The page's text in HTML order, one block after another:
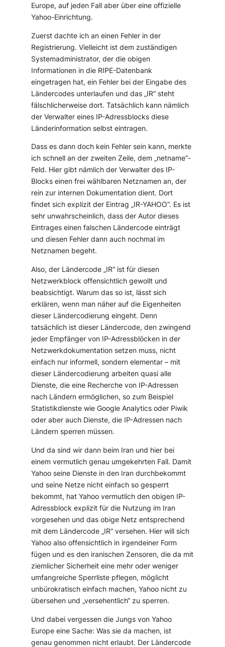
Europe, auf jeden Fall aber über eine offizielle
Yahoo-Einrichtung.
Zuerst dachte ich an einen Fehler in der
Registrierung. Vielleicht ist dem zuständigen
Systemadministrator, der die obigen
Informationen in die RIPE-Datenbank
eingetragen hat, ein Fehler bei der Eingabe des
Ländercodes unterlaufen und das „IR“ steht
fälschlicherweise dort. Tatsächlich kann nämlich
der Verwalter eines IP-Adressblocks diese
Länderinformation selbst eintragen.
Dass es dann doch kein Fehler sein kann, merkte
ich schnell an der zweiten Zeile, dem „netname“-
Feld. Hier gibt nämlich der Verwalter des IP-
Blocks einen frei wählbaren Netznamen an, der
rein zur internen Dokumentation dient. Dort
findet sich explizit der Eintrag „IR-YAHOO“. Es ist
sehr unwahrscheinlich, dass der Autor dieses
Eintrages einen falschen Ländercode einträgt
und diesen Fehler dann auch nochmal im
Netznamen begeht.
Also, der Ländercode „IR“ ist für diesen
Netzwerkblock offensichtlich gewollt und
beabsichtigt. Warum das so ist, lässt sich
erklären, wenn man näher auf die Eigenheiten
dieser Ländercodierung eingeht. Denn
tatsächlich ist dieser Ländercode, den zwingend
jeder Empfänger von IP-Adressblöcken in der
Netzwerkdokumentation setzen muss, nicht
einfach nur informell, sondern elementar – mit
dieser Ländercodierung arbeiten quasi alle
Dienste, die eine Recherche von IP-Adressen
nach Ländern ermöglichen, so zum Beispiel
Statistikdienste wie Google Analytics oder Piwik
oder aber auch Dienste, die IP-Adressen nach
Ländern sperren müssen.
Und da sind wir dann beim Iran und hier bei
einem vermutlich genau umgekehrten Fall. Damit
Yahoo seine Dienste in den Iran durchbekommt
und seine Netze nicht einfach so gesperrt
bekommt, hat Yahoo vermutlich den obigen IP-
Adressblock explizit für die Nutzung im Iran
vorgesehen und das obige Netz entsprechend
mit dem Ländercode „IR“ versehen. Hier will sich
Yahoo also offensichtlich in irgendeiner Form
fügen und es den iranischen Zensoren, die da mit
ziemlicher Sicherheit eine mehr oder weniger
umfangreiche Sperrliste pflegen, möglicht
unbürokratisch einfach machen, Yahoo nicht zu
übersehen und „versehentlich“ zu sperren.
Und dabei vergessen die Jungs von Yahoo
Europe eine Sache: Was sie da machen, ist
genau genommen nicht erlaubt. Der Ländercode